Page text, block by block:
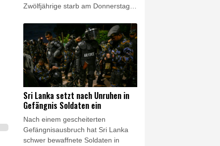
Zwölfjährige starb am Donnerstag in
in Herford am Abend mitteilte. Die
Ermittlungen zum genauen
Unfallhergang dauerten an. Wie der
Westdeutsche Rundfunk (WDR)
berichtete, war der Traktor am
Donnerstag mit einem Anhänger
und mehreren Menschen in einem
Waldgebiet bei Bünde einen Abhang
hinuntergefahren und umgekippt.
Sri Lanka setzt nach Unruhen in
Gefängnis Soldaten ein
Nach einem gescheiterten
Gefängnisausbruch hat Sri Lanka
schwer bewaffnete Soldaten in